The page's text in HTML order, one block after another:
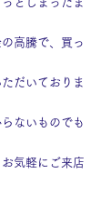
高騰で、買っ
だいておりま
ないものでも
気軽にご来店